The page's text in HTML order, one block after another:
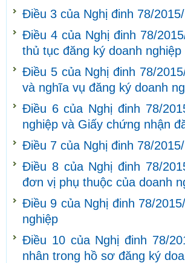
Điều 3 của Nghị đinh 78/
Điều 4 của Nghị đinh 78/
thủ tục đăng ký doanh nghiệp
Điều 5 của Nghị đinh 78/
và nghĩa vụ đăng ký doanh
Điều 6 của Nghị đinh 78/
nghiệp và Giấy chứng nhận
Điều 7 của Nghị đinh 78/
Điều 8 của Nghị đinh 78/
đơn vị phụ thuộc của doanh
Điều 9 của Nghị đinh 78/
nghiệp
Điều 10 của Nghị đinh 78/
nhân trong hồ sơ đăng ký